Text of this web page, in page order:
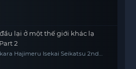
lại ở một thế giới khác lạ
2
kara Hajimeru Isekai Seikatsu 2nd